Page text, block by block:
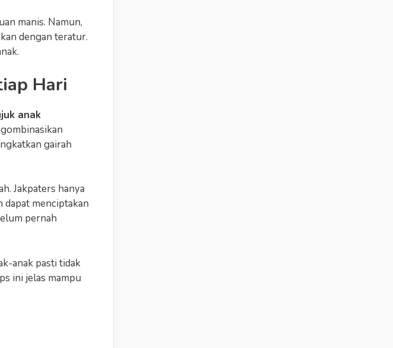
manis. Namun,
dengan teratur.
Hari
anak
gairah
Jakpaters hanya
dapat menciptakan
pernah
anak pasti tidak
ini jelas mampu